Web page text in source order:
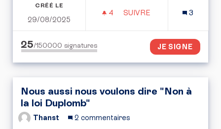
CRÉÉ LE
29/08/2025
4 4 ABONNÉS
SUIVRE
3
25/150000 signatures JE SIGNE
Nous aussi nous voulons dire "Non à
la loi Duplomb"
Thanst 2 commentaires